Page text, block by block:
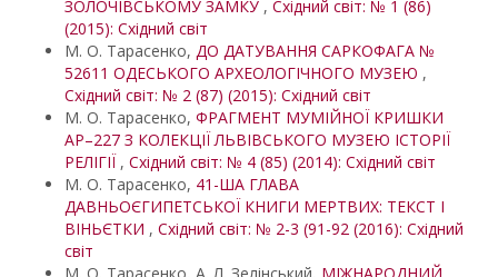
ЗОЛОЧІВСЬКОМУ ЗАМКУ , Східний світ: № 1 (86)
(2015): Східний світ
М. О. Тарасенко, ДО ДАТУВАННЯ САРКОФАГА №
52611 ОДЕСЬКОГО АРХЕОЛОГІЧНОГО МУЗЕЮ ,
Східний світ: № 2 (87) (2015): Східний світ
М. О. Тарасенко, ФРАГМЕНТ МУМІЙНОЇ КРИШКИ
АР–227 З КОЛЕКЦІЇ ЛЬВІВСЬКОГО МУЗЕЮ ІСТОРІЇ
РЕЛІГІЇ , Східний світ: № 4 (85) (2014): Східний світ
М. О. Тарасенко, 41-ША ГЛАВА
ДАВНЬОЄГИПЕТСЬКОЇ КНИГИ МЕРТВИХ: ТЕКСТ І
ВІНЬЄТКИ , Східний світ: № 2-3 (91-92 (2016): Східний
світ